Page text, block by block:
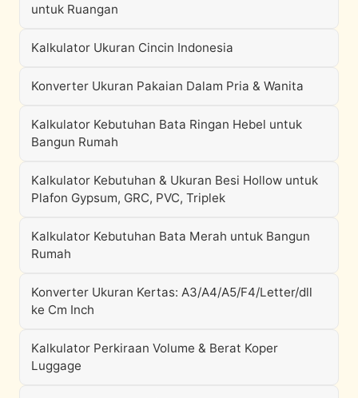
untuk Ruangan
Kalkulator Ukuran Cincin Indonesia
Konverter Ukuran Pakaian Dalam Pria & Wanita
Kalkulator Kebutuhan Bata Ringan Hebel untuk
Bangun Rumah
Kalkulator Kebutuhan & Ukuran Besi Hollow untuk
Plafon Gypsum, GRC, PVC, Triplek
Kalkulator Kebutuhan Bata Merah untuk Bangun
Rumah
Konverter Ukuran Kertas: A3/A4/A5/F4/Letter/dll
ke Cm Inch
Kalkulator Perkiraan Volume & Berat Koper
Luggage